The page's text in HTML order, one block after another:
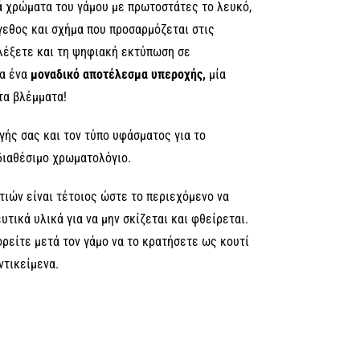
χρώματα του γάμου με πρωτοστάτες το λευκό,
και σχήμα που προσαρμόζεται στις
και τη ψηφιακή εκτύπωση σε
ένα μοναδικό αποτέλεσμα υπεροχής, μία
βλέμματα!
σας και τον τύπο υφάσματος για το
χρωματολόγιο.
είναι τέτοιος ώστε το περιεχόμενο να
υλικά για να μην σκίζεται και φθείρεται.
μετά τον γάμο να το κρατήσετε ως κουτί